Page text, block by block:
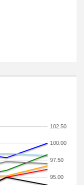
95.00
97.50
100.00
102.50